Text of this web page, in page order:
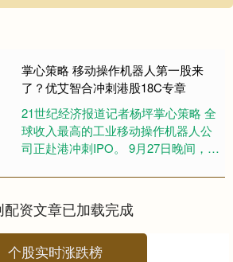
掌心策略 移动操作机器人第一股来
了？优艾智合冲刺港股18C专章
21世纪经济报道记者杨坪掌心策略 全
球收入最高的工业移动操作机器人公
司正赴港冲刺IPO。 9月27日晚间，港
股份有限公司(下称“....
配资文章已加载完成
个股实时涨跌榜